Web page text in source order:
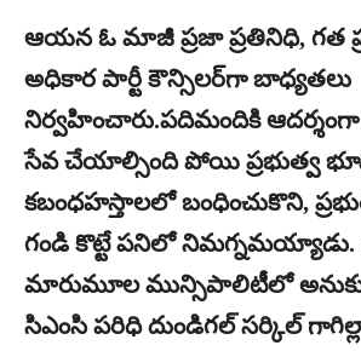
ఆయన ఓ మాజీ ప్రజా ప్రతినిధి, గత
అధికార పార్టీ కౌన్సిలర్‌గా బాధ్యతలు
నిర్వహించారు.పదిమందికి ఆదర్శంగా
సేవ చేయాల్సింది పోయి ప్రభుత్వ
కబంధహస్తాలలో బంధించుకొని,
గండి కొట్టే పనిలో
మారుమూల మున్సిపాలిటీలో
సిఎంసి పరిధి దుండిగల్ సర్కిల్